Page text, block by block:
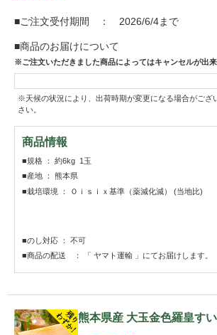
■ご注文受付期間 ： 2026/6/4まで
■商品のお届けについて
※ご注文いただきました商品によってはキャンセルが出来
※天候の状況により、出荷時期が変更になる場合がござ
さい。
商品情報
■規格 ： 約6kg 1玉
■産地 ： 熊本県
■栽培環境 ： Ｏｉｓｉｘ基準（薬減化減） (当地比)
■のし対応 ： 不可
■商品の配送 ： 「 ヤマト運輸 」にてお届けします。
熊本県産 大玉金色羅皇す